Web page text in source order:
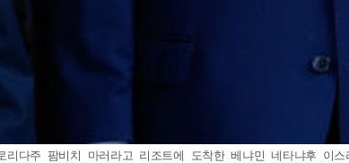
다주 팜비치 마러라고 리조트에 도착한 베냐민 네타냐후 이